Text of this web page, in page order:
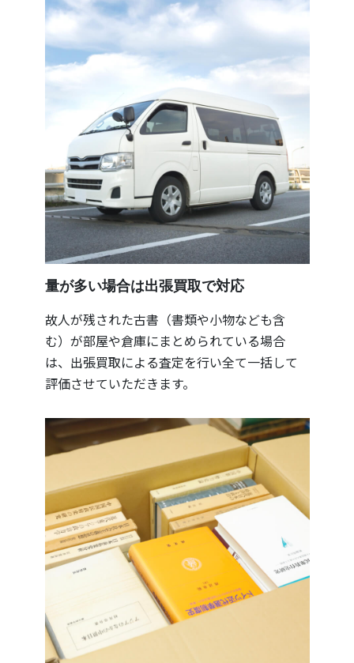
量が多い場合は出張買取で対応
故人が残された古書（書類や小物なども含
む）が部屋や倉庫にまとめられている場合
は、出張買取による査定を行い全て一括して
評価させていただきます。